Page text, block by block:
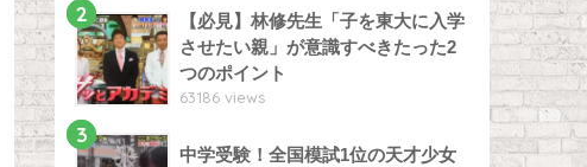
2
【必見】林修先生「子を東大に入学
させたい親」が意識すべきたった2
つのポイント
63186 views
3
中学受験！全国模試1位の天才少女